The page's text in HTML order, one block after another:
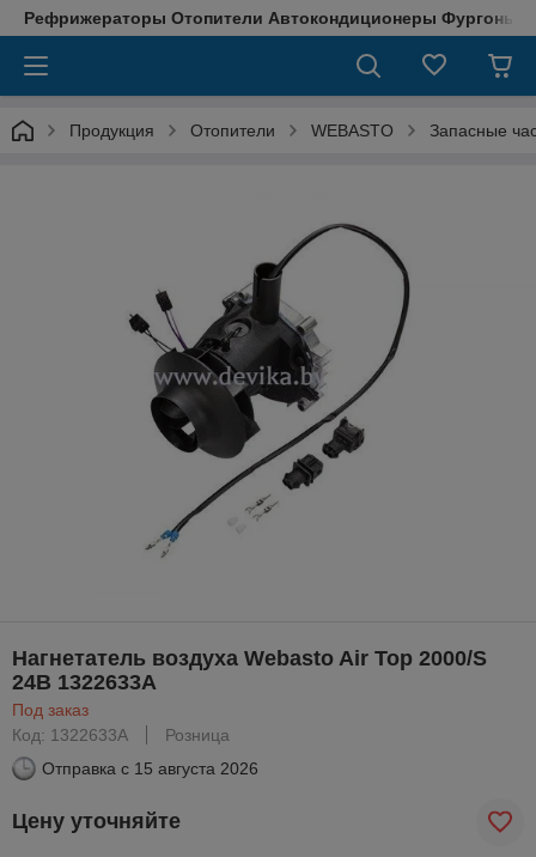
Рефрижераторы Отопители Автокондиционеры Фургоны
Продукция Отопители WEBASTO Запасные
Нагнетатель воздуха Webasto Air Top 2000/S
24В 1322633A
Под заказ
Код: 1322633A
Розница
Отправка с 15 августа 2026
Цену уточняйте